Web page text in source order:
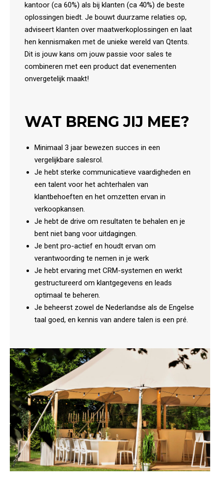
kantoor (ca 60%) als bij klanten (ca 40%) de beste
oplossingen biedt. Je bouwt duurzame relaties op,
adviseert klanten over maatwerkoplossingen en laat
hen kennismaken met de unieke wereld van Qtents.
Dit is jouw kans om jouw passie voor sales te
combineren met een product dat evenementen
onvergetelijk maakt!
WAT BRENG JIJ MEE?
Minimaal 3 jaar bewezen succes in een
vergelijkbare salesrol.
Je hebt sterke communicatieve vaardigheden en
een talent voor het achterhalen van
klantbehoeften en het omzetten ervan in
verkoopkansen.
Je hebt de drive om resultaten te behalen en je
bent niet bang voor uitdagingen.
Je bent pro-actief en houdt ervan om
verantwoording te nemen in je werk
Je hebt ervaring met CRM-systemen en werkt
gestructureerd om klantgegevens en leads
optimaal te beheren.
Je beheerst zowel de Nederlandse als de Engelse
taal goed, en kennis van andere talen is een pré.